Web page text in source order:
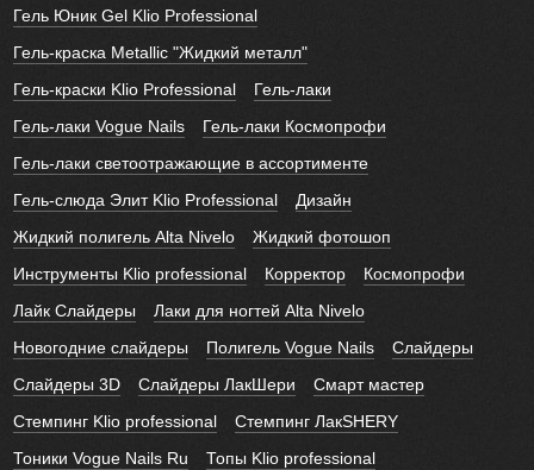
Гель Юник Gel Klio Professional
Гель-краска Metallic "Жидкий металл"
Гель-краски Klio Professional
Гель-лаки
Гель-лаки Vogue Nails
Гель-лаки Космопрофи
Гель-лаки светоотражающие в ассортименте
Гель-слюда Элит Klio Professional
Дизайн
Жидкий полигель Alta Nivelo
Жидкий фотошоп
Инструменты Klio professional
Корректор
Космопрофи
Лайк Слайдеры
Лаки для ногтей Alta Nivelo
Новогодние слайдеры
Полигель Vogue Nails
Слайдеры
Слайдеры 3D
Слайдеры ЛакШери
Смарт мастер
Стемпинг Klio professional
Стемпинг ЛакSHERY
Тоники Vogue Nails Ru
Топы Klio professional